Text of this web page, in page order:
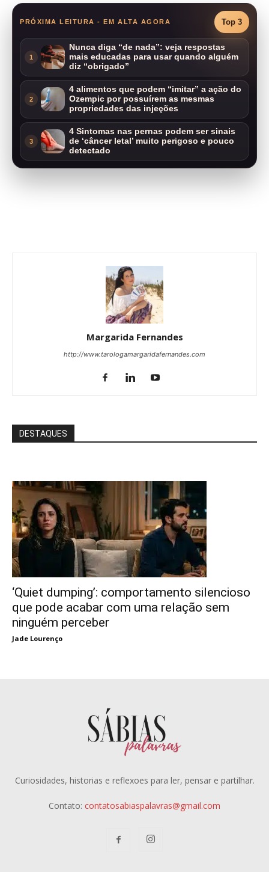
PRÓXIMA LEITURA - EM ALTA AGORA Top 3
1
Nunca diga “de nada”: veja respostas
mais educadas para usar quando alguém
diz “obrigado”
2
4 alimentos que podem “imitar” a ação do
Ozempic por possuírem as mesmas
propriedades das injeções
3
4 Sintomas nas pernas podem ser sinais
de ‘câncer letal’ muito perigoso e pouco
detectado
Margarida Fernandes
http://www.tarologamargaridafernandes.com
DESTAQUES
‘Quiet dumping’: comportamento silencioso
que pode acabar com uma relação sem
ninguém perceber
Jade Lourenço
Curiosidades, historias e reflexoes para ler, pensar e partilhar.
Contato: contatosabiaspalavras@gmail.com